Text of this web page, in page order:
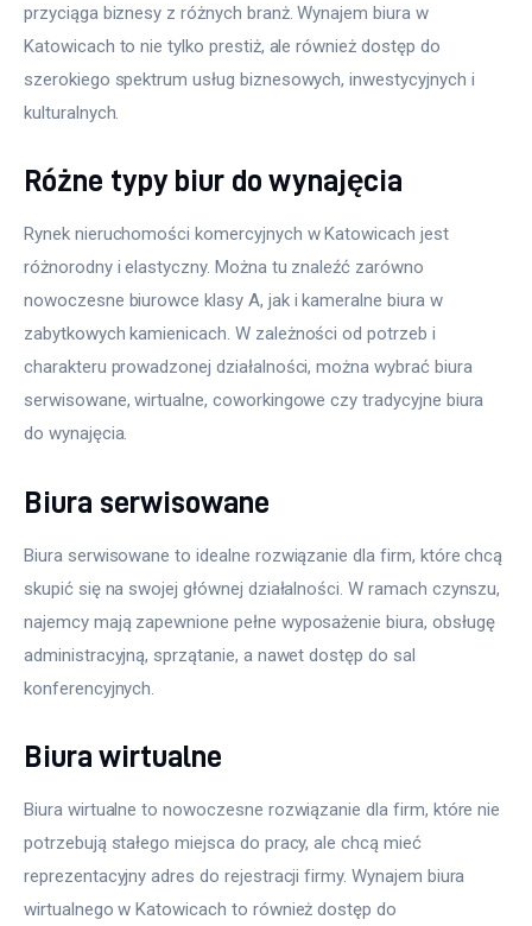
przyciąga biznesy z różnych branż. Wynajem biura w
Katowicach to nie tylko prestiż, ale również dostęp do
szerokiego spektrum usług biznesowych, inwestycyjnych i
kulturalnych.
Różne typy biur do wynajęcia
Rynek nieruchomości komercyjnych w Katowicach jest
różnorodny i elastyczny. Można tu znaleźć zarówno
nowoczesne biurowce klasy A, jak i kameralne biura w
zabytkowych kamienicach. W zależności od potrzeb i
charakteru prowadzonej działalności, można wybrać biura
serwisowane, wirtualne, coworkingowe czy tradycyjne biura
do wynajęcia.
Biura serwisowane
Biura serwisowane to idealne rozwiązanie dla firm, które chcą
skupić się na swojej głównej działalności. W ramach czynszu,
najemcy mają zapewnione pełne wyposażenie biura, obsługę
administracyjną, sprzątanie, a nawet dostęp do sal
konferencyjnych.
Biura wirtualne
Biura wirtualne to nowoczesne rozwiązanie dla firm, które nie
potrzebują stałego miejsca do pracy, ale chcą mieć
reprezentacyjny adres do rejestracji firmy. Wynajem biura
wirtualnego w Katowicach to również dostęp do